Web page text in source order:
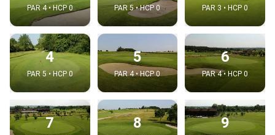
PAR 4 • HCP 0 PAR 5 • HCP 0 PAR 3 • HCP 0
4
PAR 5 • HCP 0
5
PAR 4 • HCP 0
6
PAR 4 • HCP 0
7 8 9